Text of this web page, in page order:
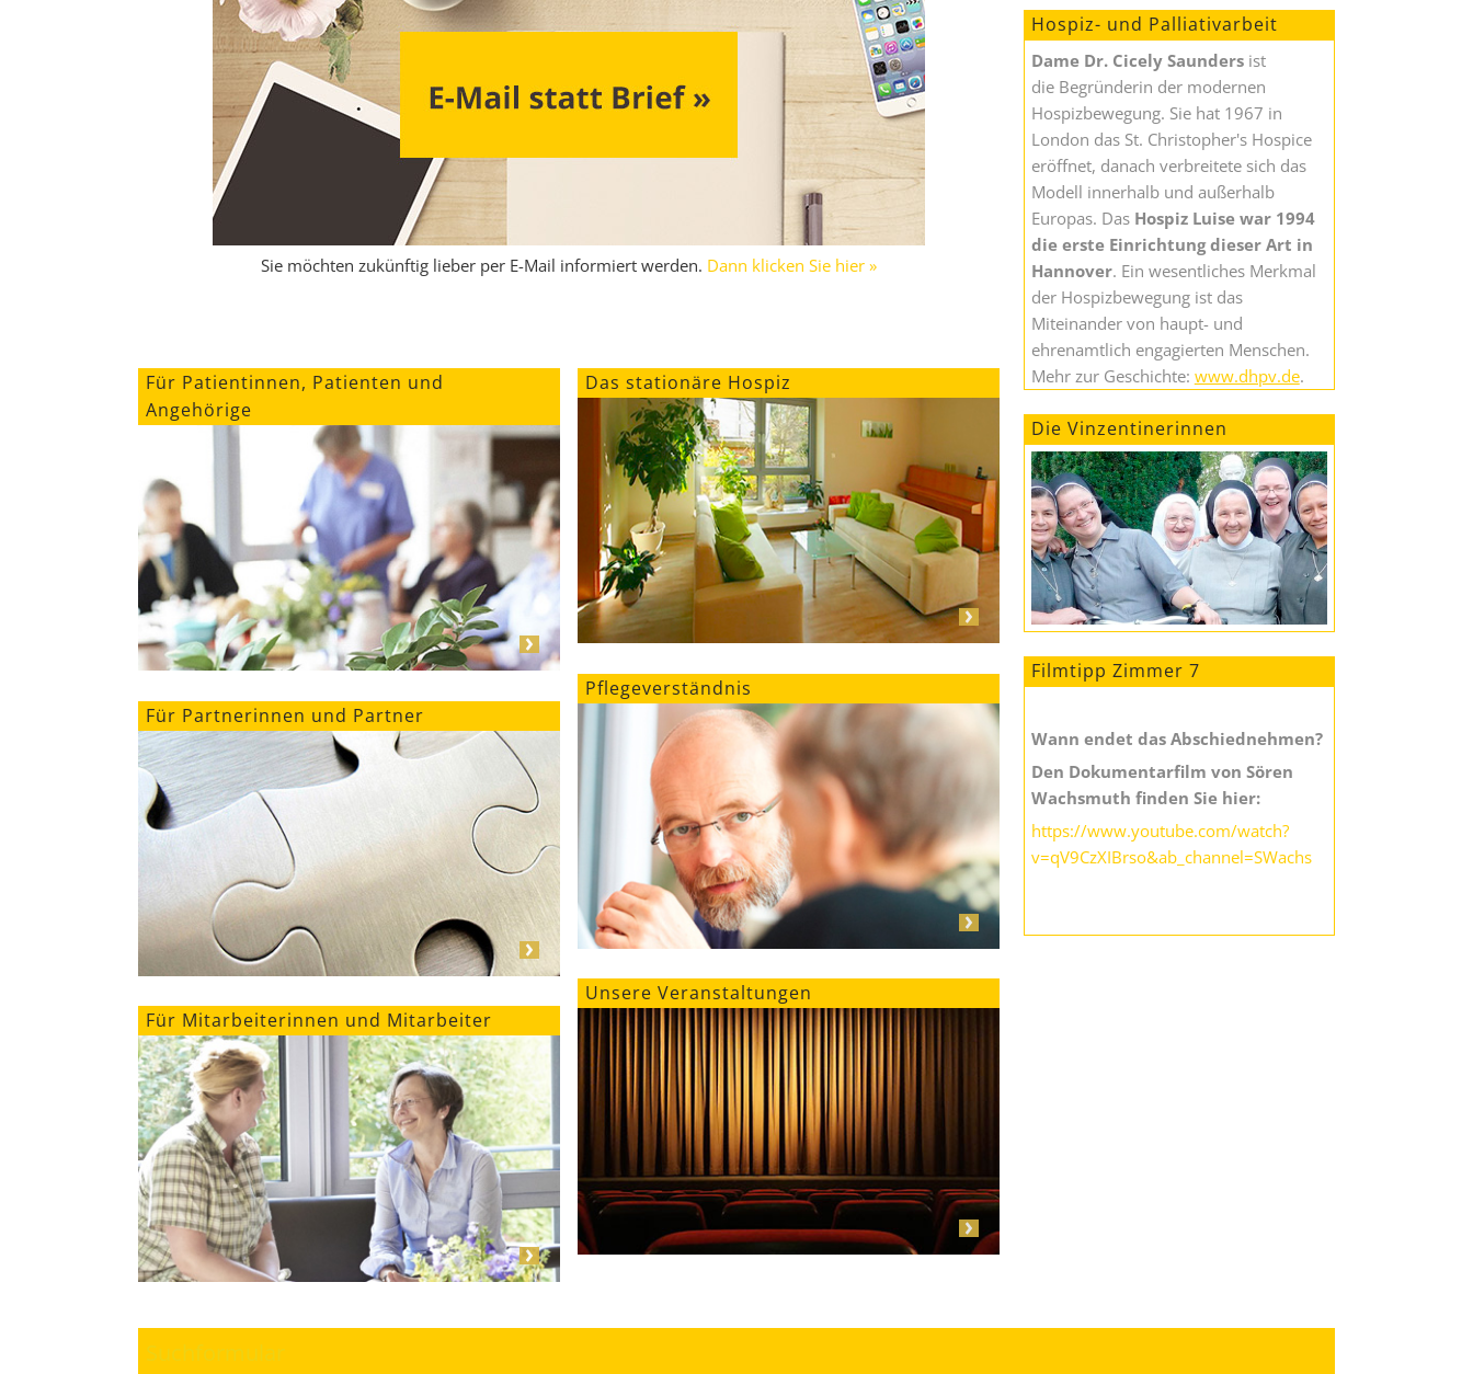
Sie möchten zukünftig lieber per E-Mail informiert werden. Dann klicken Sie hier »
Für Patientinnen, Patienten und
Angehörige
Für Partnerinnen und Partner
Für Mitarbeiterinnen und Mitarbeiter
Das stationäre Hospiz
Pflegeverständnis
Unsere Veranstaltungen
Hospiz- und Palliativarbeit
Dame Dr. Cicely Saundersist
die Begründerin der modernen
Hospizbewegung. Sie hat 1967 in
London das St. Christopher's Hospice
eröffnet, danach verbreitete sich das
Modell innerhalb und außerhalb
Europas. Das Hospiz Luise war 1994
die erste Einrichtung dieser Art in
Hannover. Ein wesentliches Merkmal
der Hospizbewegung ist das
Miteinander von haupt- und
ehrenamtlich engagierten Menschen.
Mehr zur Geschichte: www.dhpv.de.
Die Vinzentinerinnen
Filmtipp Zimmer 7
Wann endet das Abschiednehmen?
Den Dokumentarfilm von Sören
Wachsmuth finden Sie hier:
https://www.youtube.com/watch?
v=qV9CzXIBrso&ab_channel=SWachs